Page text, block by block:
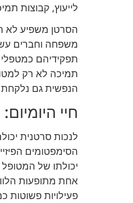
לייעוץ, קבוצות
הסרטן משפיע לא
משפחה וחברים
תפקידיהם
תמיכה לא רק
הנפשית גם נלקחת
חיי
לנכות סרטנית
הסימפטומים
יכולתו של
אחת מתופעות
פעילויות פשוטות